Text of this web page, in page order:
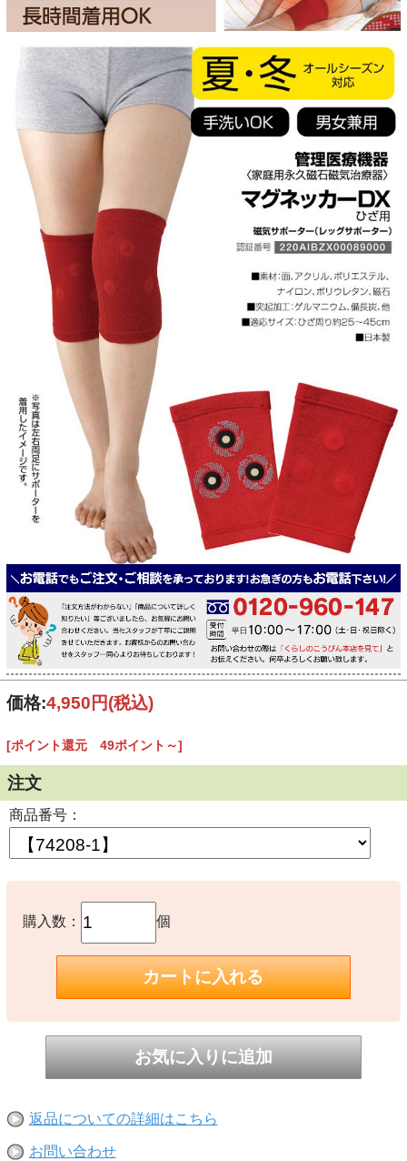
価格:4,950円(税込)
[ポイント還元 49ポイント～]
注文
商品番号：
購入数： 個
返品についての詳細はこちら
お問い合わせ